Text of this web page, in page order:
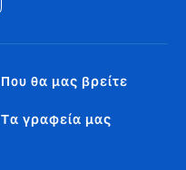
Που θα μας βρείτε
Tα γραφεία μας